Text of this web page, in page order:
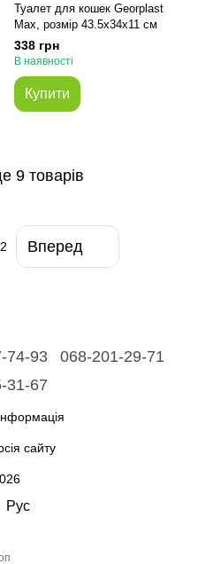
Туалет для кошек Georplast
Max, розмір 43.5x34x11 см
338 грн
В наявності
Купити
9 товарів
Вперед
74-93
068-201-29-71
31-67
сайту
Рус